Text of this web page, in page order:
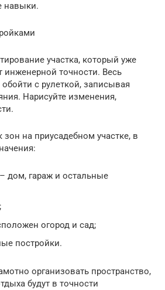
навыки.
участка, который уже
инженерной точности. Весь
с рулеткой, записывая
Нарисуйте изменения,
на приусадебном участке, в
дом, гараж и остальные
огород и сад;
постройки.
организовать пространство,
будут в точности